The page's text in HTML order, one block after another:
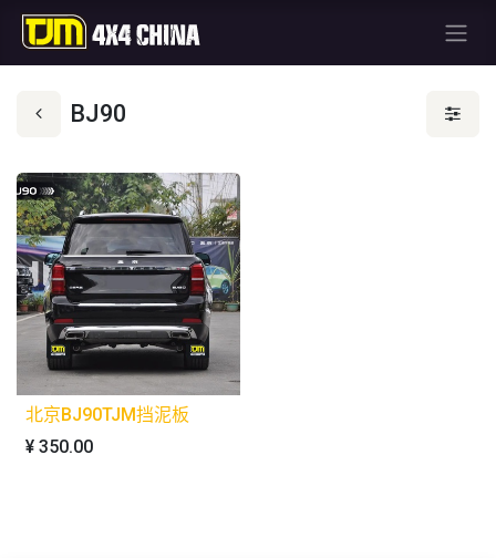
BJ90
北京BJ90TJM挡泥板
¥ 350.00